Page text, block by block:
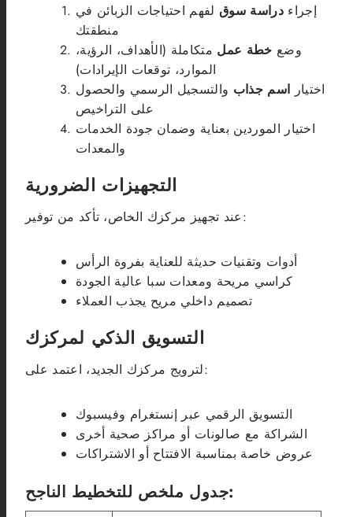
إجراءدراسة سوقلفهم احتياجات الزبائن في
منطقتك
وضع خطة عمل متكاملة (الأهداف، الرؤية،
الموارد، توقعات الإيرادات)
اختيار اسم جذاب والتسجيل الرسمي والحصول
على التراخيص
اختيار الموردين بعناية وضمان جودة الخدمات
والمعدات
التجهيزات الضرورية
عند تجهيز مركزك الخاص، تأكد من توفير:
أدوات وتقنيات حديثة للعناية بفروة الرأس
كراسي مريحة ومعدات سبا عالية الجودة
تصميم داخلي مريح يجذب العملاء
التسويق الذكي لمركزك
لترويج مركزك الجديد، اعتمد على:
التسويق الرقمي عبر إنستغرام وفيسبوك
الشراكة مع صالونات أو مراكز صحية أخرى
عروض خاصة بمناسبة الافتتاح أو الاشتراكات
جدول ملخص للتخطيط الناجح: